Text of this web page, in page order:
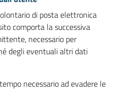
di posta elettronica
comporta la successiva
necessario per
degli eventuali altri dati
necessario ad evadere le